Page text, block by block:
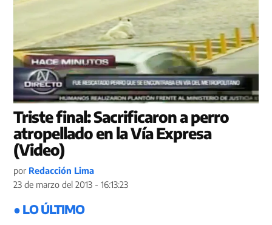
Triste final: Sacrificaron a perro
atropellado en la Vía Expresa
(Video)
por Redacción Lima
23 de marzo del 2013 - 16:13:23
● LO ÚLTIMO